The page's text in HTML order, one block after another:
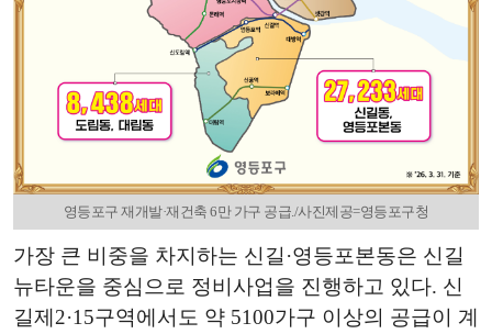
영등포구 재개발·재건축 6만 가구 공급./사진제공=영등포구청
가장 큰 비중을 차지하는 신길·영등포본동은 신길
뉴타운을 중심으로 정비사업을 진행하고 있다. 신
길제2·15구역에서도 약 5100가구 이상의 공급이 계